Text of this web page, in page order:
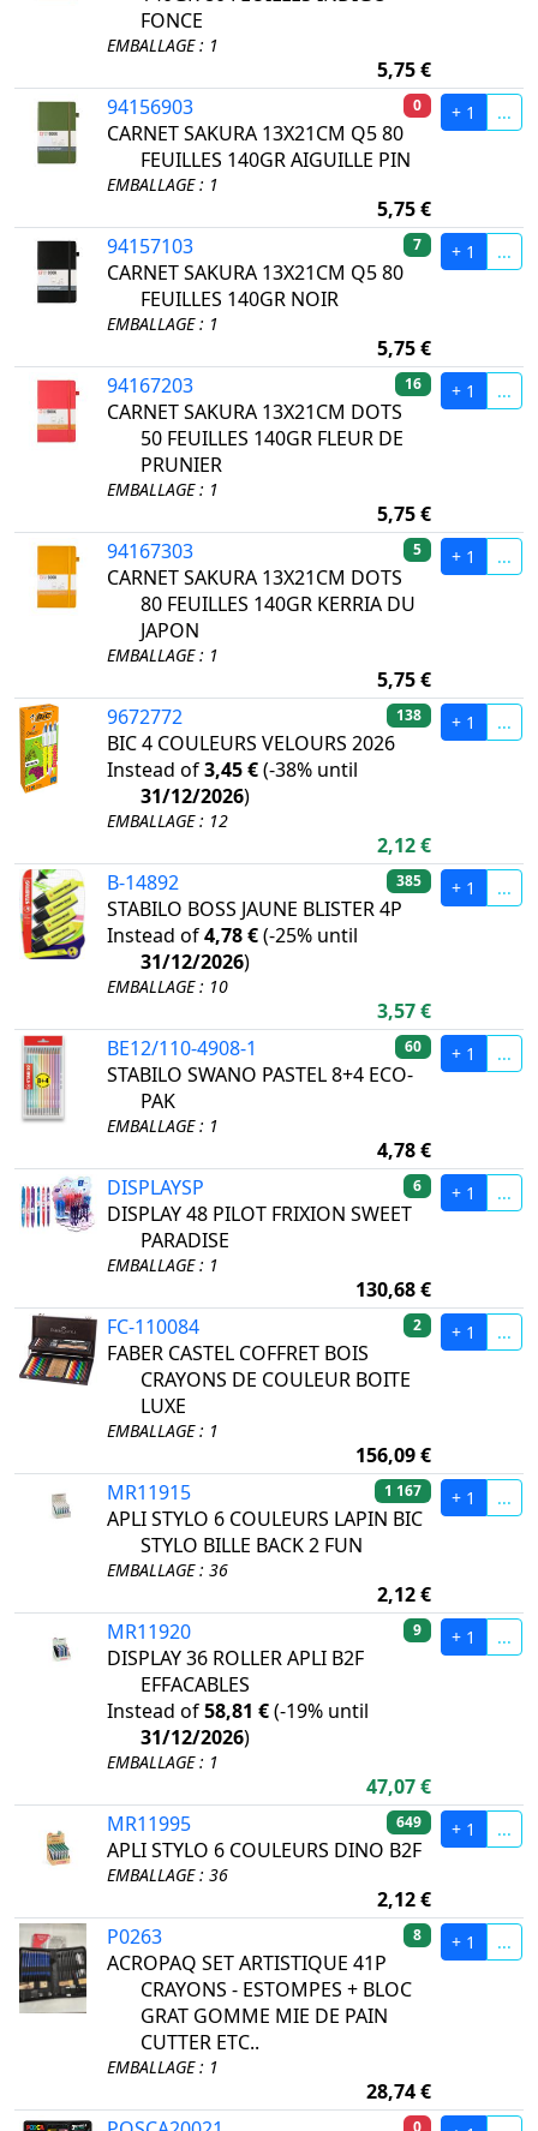
FONCE
EMBALLAGE : 1
5,75 €
94156903
CARNET SAKURA 13X21CM Q5 80
FEUILLES 140GR AIGUILLE PIN
EMBALLAGE : 1
0
5,75 €
+ 1 ...
94157103
CARNET SAKURA 13X21CM Q5 80
FEUILLES 140GR NOIR
EMBALLAGE : 1
7
5,75 €
+ 1 ...
94167203
CARNET SAKURA 13X21CM DOTS
50 FEUILLES 140GR FLEUR DE
PRUNIER
EMBALLAGE : 1
16
5,75 €
+ 1 ...
94167303
CARNET SAKURA 13X21CM DOTS
80 FEUILLES 140GR KERRIA DU
JAPON
EMBALLAGE : 1
5
5,75 €
+ 1 ...
9672772
BIC 4 COULEURS VELOURS 2026
Instead of3,45 €(-38% until
31/12/2026)
EMBALLAGE : 12
138
2,12 €
+ 1 ...
B-14892
STABILO BOSS JAUNE BLISTER 4P
Instead of4,78 €(-25% until
31/12/2026)
EMBALLAGE : 10
385
3,57 €
+ 1 ...
BE12/110-4908-1
STABILO SWANO PASTEL 8+4 ECO-
PAK
EMBALLAGE : 1
60
4,78 €
+ 1 ...
DISPLAYSP
DISPLAY 48 PILOT FRIXION SWEET
PARADISE
EMBALLAGE : 1
6
130,68 €
+ 1 ...
FC-110084
FABER CASTEL COFFRET BOIS
CRAYONS DE COULEUR BOITE
LUXE
EMBALLAGE : 1
2
156,09 €
+ 1 ...
MR11915
APLI STYLO 6 COULEURS LAPIN BIC
STYLO BILLE BACK 2 FUN
EMBALLAGE : 36
1 167
2,12 €
+ 1 ...
MR11920
DISPLAY 36 ROLLER APLI B2F
EFFACABLES
Instead of58,81 €(-19% until
31/12/2026)
EMBALLAGE : 1
9
47,07 €
+ 1 ...
MR11995
APLI STYLO 6 COULEURS DINO B2F
EMBALLAGE : 36
649
2,12 €
+ 1 ...
P0263
ACROPAQ SET ARTISTIQUE 41P
CRAYONS - ESTOMPES + BLOC
GRAT GOMME MIE DE PAIN
CUTTER ETC..
EMBALLAGE : 1
8
28,74 €
+ 1 ...